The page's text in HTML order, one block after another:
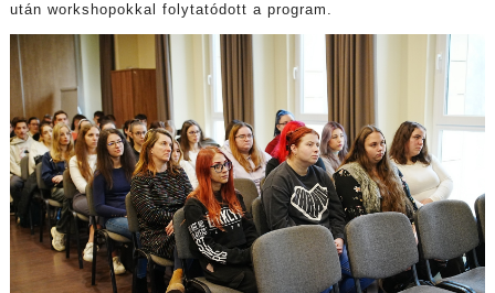
után workshopokkal folytatódott a program.